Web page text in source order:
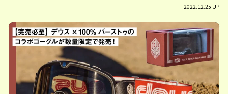
2022.12.25 UP